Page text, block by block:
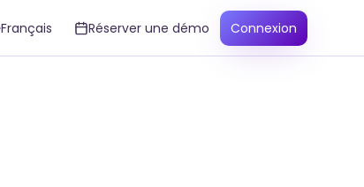
Français Réserver une démo Connexion